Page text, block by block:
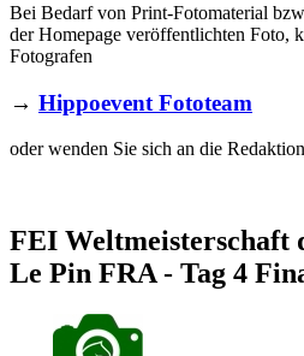
Bei Bedarf von Print-Fotomaterial
der Homepage veröffentlichten Foto,
Fotografen
→ Hippoevent Fototeam
oder wenden Sie sich an die Redaktion
FEI Weltmeisterschaft
Le Pin FRA - Tag 4